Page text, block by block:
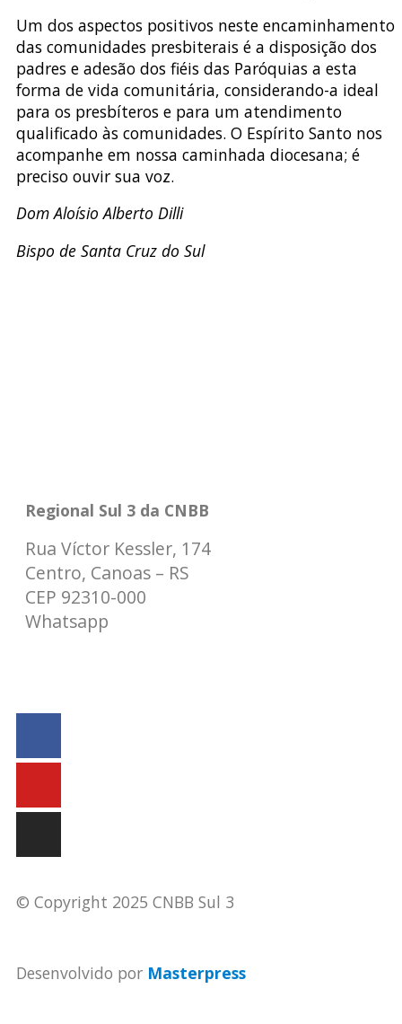
Um dos aspectos positivos neste encaminhamento
das comunidades presbiterais é a disposição dos
padres e adesão dos fiéis das Paróquias a esta
forma de vida comunitária, considerando-a ideal
para os presbíteros e para um atendimento
qualificado às comunidades. O Espírito Santo nos
acompanhe em nossa caminhada diocesana; é
preciso ouvir sua voz.
Dom Aloísio Alberto Dilli
Bispo de Santa Cruz do Sul
Regional Sul 3 da CNBB
Rua Víctor Kessler, 174
Centro, Canoas – RS
CEP 92310-000
Whatsapp
© Copyright 2025 CNBB Sul 3
Desenvolvido por Masterpress